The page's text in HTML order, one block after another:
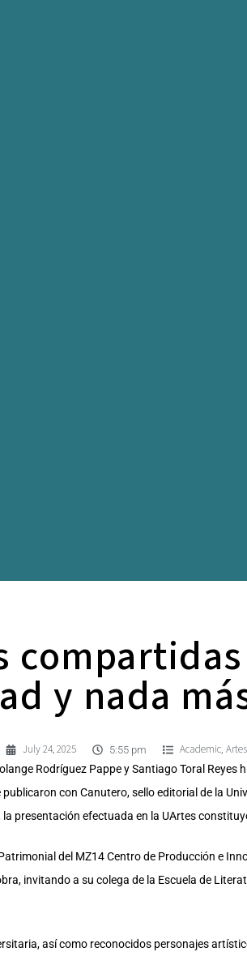
y nada
July 24, 2025 5:55 pm Academic, Artes
Rodríguez Pappe y Santiago Toral
con Canutero, sello editorial de la
presentación efectuada en la UArtes
del MZ14 Centro de Producción e
invitando a su colega de la Escuela de
así como reconocidos personajes